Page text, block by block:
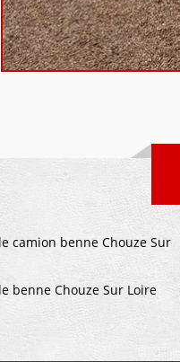
camion benne Chouze Sur
benne Chouze Sur Loire